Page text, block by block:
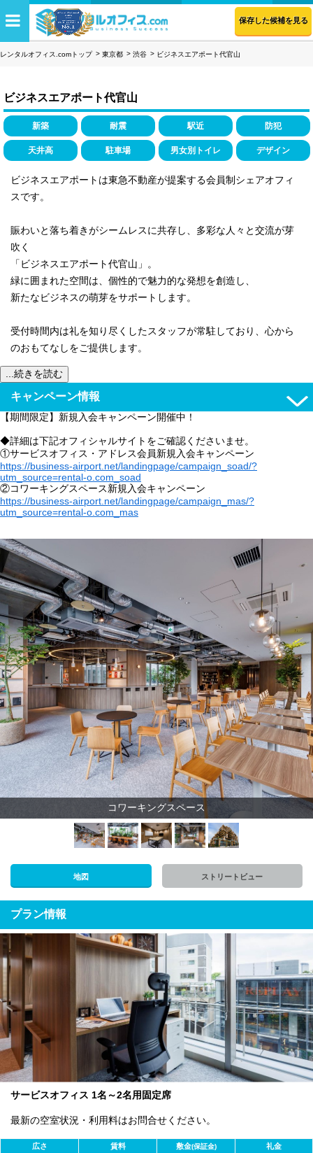
保存した候補を見る
レンタルオフィス.comトップ 東京都 渋谷 ビジネスエアポート代官山
ビジネスエアポート代官山
新築 耐震 駅近 防犯
天井高 駐車場 男女別トイレ デザイン
ビジネスエアポートは東急不動産が提案する会員制シェアオフィ
スです。
賑わいと落ち着きがシームレスに共存し、多彩な人々と交流が芽
吹く
「ビジネスエアポート代官山」。
緑に囲まれた空間は、個性的で魅力的な発想を創造し、
新たなビジネスの萌芽をサポートします。
受付時間内は礼を知り尽くしたスタッフが常駐しており、心から
のおもてなしをご提供します。
...続きを読む
キャンペーン情報
【期間限定】新規入会キャンペーン開催中！
◆詳細は下記オフィシャルサイトをご確認くださいませ。
①サービスオフィス・アドレス会員新規入会キャンペーン
https://business-airport.net/landingpage/campaign_soad/?
utm_source=rental-o.com_soad
②コワーキングスペース新規入会キャンペーン
https://business-airport.net/landingpage/campaign_mas/?
utm_source=rental-o.com_mas
コワーキングスペース
地図 ストリートビュー
プラン情報
サービスオフィス 1名～2名用固定席
最新の空室状況・利用料はお問合せください。
広さ 賃料 敷金(保証金) 礼金